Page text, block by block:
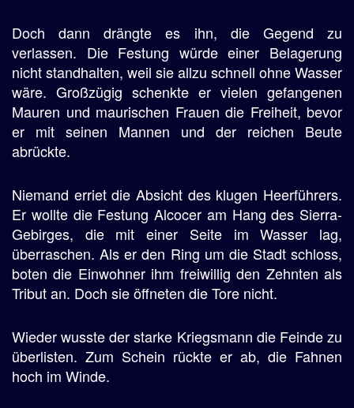
Doch dann drängte es ihn, die Gegend zu
verlassen. Die Festung würde einer Belagerung
nicht standhalten, weil sie allzu schnell ohne Wasser
wäre. Großzügig schenkte er vielen gefangenen
Mauren und maurischen Frauen die Freiheit, bevor
er mit seinen Mannen und der reichen Beute
abrückte.
Niemand erriet die Absicht des klugen Heerführers.
Er wollte die Festung Alcocer am Hang des Sierra-
Gebirges, die mit einer Seite im Wasser lag,
überraschen. Als er den Ring um die Stadt schloss,
boten die Einwohner ihm freiwillig den Zehnten als
Tribut an. Doch sie öffneten die Tore nicht.
Wieder wusste der starke Kriegsmann die Feinde zu
überlisten. Zum Schein rückte er ab, die Fahnen
hoch im Winde.